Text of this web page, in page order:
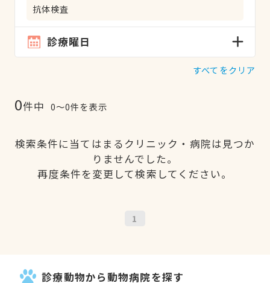
抗体検査
診療曜日
すべてをクリア
0件中 0〜0件を表示
検索条件に当てはまるクリニック・病院は見つか
りませんでした。
再度条件を変更して検索してください。
1
診療動物から動物病院を探す